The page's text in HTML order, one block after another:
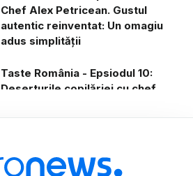
Chef Alex Petricean. Gustul
autentic reinventat: Un omagiu
adus simplității
Taste România - Epsiodul 10:
Deserturile copilăriei cu chef
Prima stea Michelin cu chef